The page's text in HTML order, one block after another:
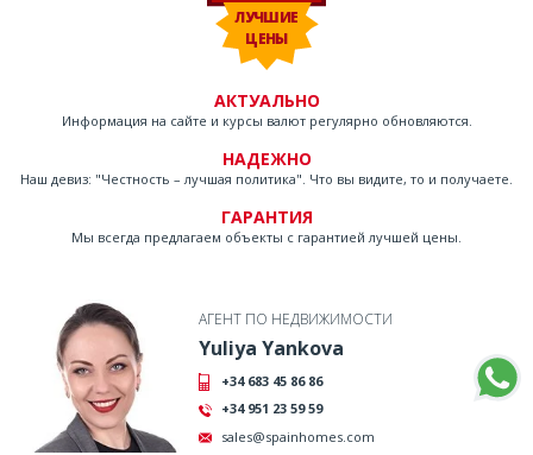
ЛУЧШИЕ
ЦЕНЫ
АКТУАЛЬНО
Информация на сайте и курсы валют регулярно обновляются.
НАДЕЖНО
Наш девиз: "Честность – лучшая политика". Что вы видите, то и получаете.
ГАРАНТИЯ
Мы всегда предлагаем объекты с гарантией лучшей цены.
АГЕНТ ПО НЕДВИЖИМОСТИ
Yuliya Yankova
+34 683 45 86 86
+34 951 23 59 59
sales@spainhomes.com